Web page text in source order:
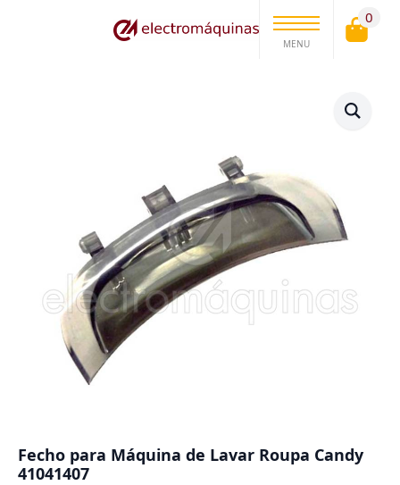
MENU
0
Fecho para Máquina de Lavar Roupa Candy
41041407